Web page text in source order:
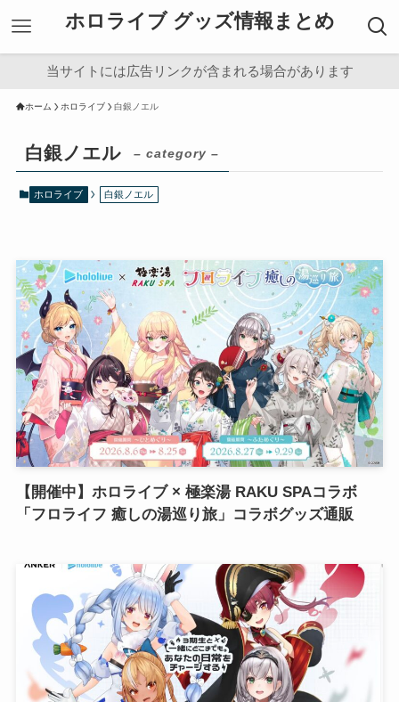
ホロライブ グッズ情報まとめ
当サイトには広告リンクが含まれる場合があります
ホーム ホロライブ 白銀ノエル
白銀ノエル – category –
ホロライブ 白銀ノエル
【開催中】ホロライブ × 極楽湯 RAKU SPAコラボ
「フロライフ 癒しの湯巡り旅」コラボグッズ通販